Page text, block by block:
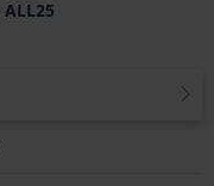
ALL25